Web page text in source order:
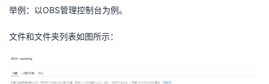
发
者
学
支
持
举例：以OBS管理控制台为例。
文件和文件夹列表如图所示：